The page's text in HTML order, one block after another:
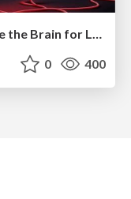
0 400